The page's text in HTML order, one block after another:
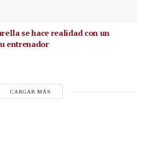
se hace realidad con un
entrenador
CARGAR MÁS